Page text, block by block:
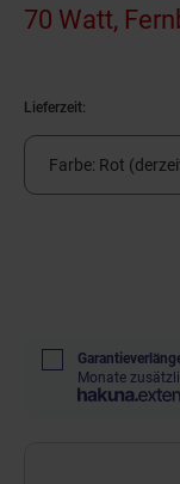
70 Watt,
Lieferzeit:
Farbe: Rot
Monate